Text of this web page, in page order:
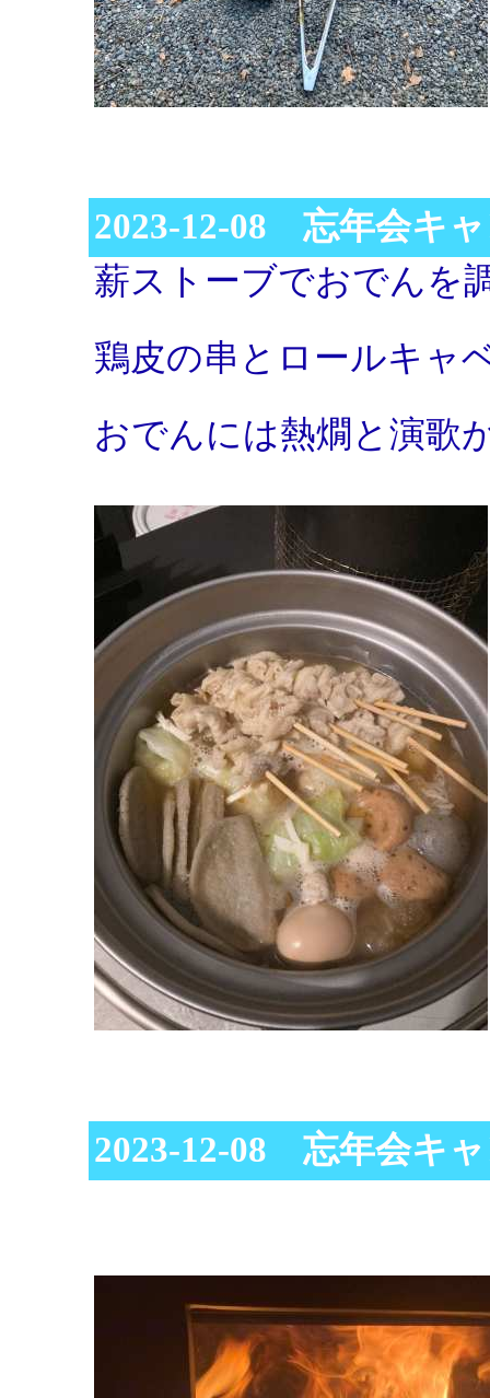
2023-12-08 忘年会キ
薪ストーブでおでんを
鶏皮の串とロールキャ
おでんには熱燗と演歌
2023-12-08 忘年会キ